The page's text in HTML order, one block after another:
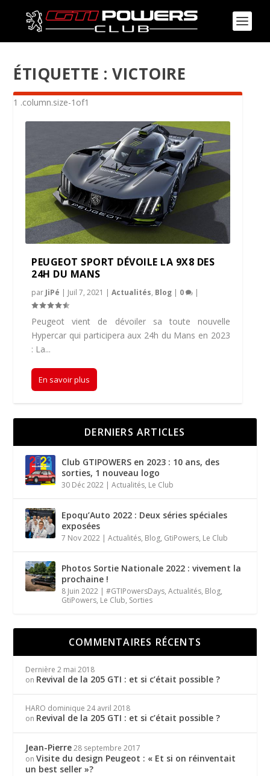
ÉTIQUETTE :VICTOIRE
PEUGEOT SPORT DÉVOILE LA 9X8 DES
24H DU MANS
par JiPé | Juil 7, 2021 |Actualités, Blog | 0 |
Peugeot vient de dévoiler sa toute nouvelle
Hypercar qui participera aux 24h du Mans en 2023
: La...
En savoir plus
DERNIERS ARTICLES
Club GTIPOWERS en 2023 : 10 ans, des
sorties, 1 nouveau logo
30 Déc 2022 |Actualités, Le Club
Epoqu’Auto 2022 : Deux séries spéciales
exposées
7 Nov 2022 |Actualités, Blog, GtiPowers, Le Club
Photos Sortie Nationale 2022 : vivement la
prochaine !
8 Juin 2022 |#GTIPowersDays,Actualités, Blog,
GtiPowers, Le Club, Sorties
COMMENTAIRES RÉCENTS
Dernière 2 mai 2018
on Revival de la 205 GTI : et si c’était possible ?
HARO dominique 24 avril 2018
on Revival de la 205 GTI : et si c’était possible ?
Jean-Pierre 28 septembre 2017
onVisite du design Peugeot : « Et si on réinventait
un best seller »?